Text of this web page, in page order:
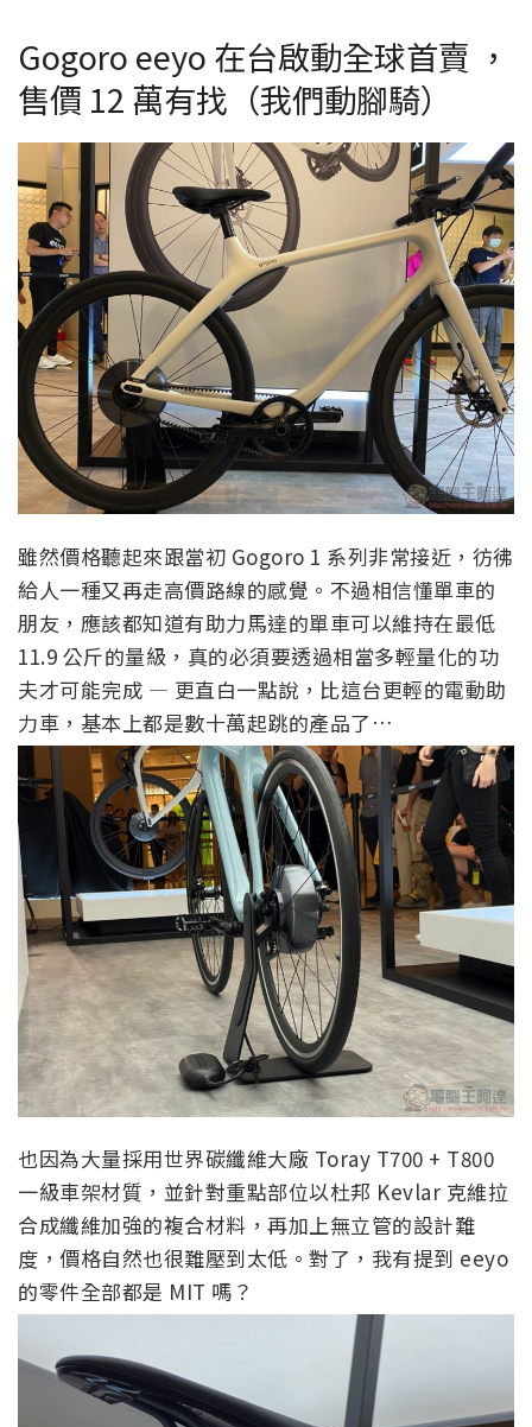
Gogoro eeyo 在台啟動全球首賣 ，
售價 12 萬有找（我們動腳騎）
雖然價格聽起來跟當初 Gogoro 1 系列非常接近，彷彿
給人一種又再走高價路線的感覺。不過相信懂單車的
朋友，應該都知道有助力馬達的單車可以維持在最低
11.9 公斤的量級，真的必須要透過相當多輕量化的功
夫才可能完成 — 更直白一點說，比這台更輕的電動助
力車，基本上都是數十萬起跳的產品了…
也因為大量採用世界碳纖維大廠 Toray T700 + T800
一級車架材質，並針對重點部位以杜邦 Kevlar 克維拉
合成纖維加強的複合材料，再加上無立管的設計難
度，價格自然也很難壓到太低。對了，我有提到 eeyo
的零件全部都是 MIT 嗎？